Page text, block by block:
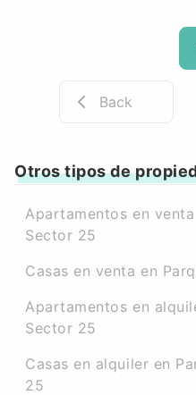
Back
Otros tipos de
Apartamentos en
Sector 25
Casas en venta en
Apartamentos en
Sector 25
Casas en alquiler en
25